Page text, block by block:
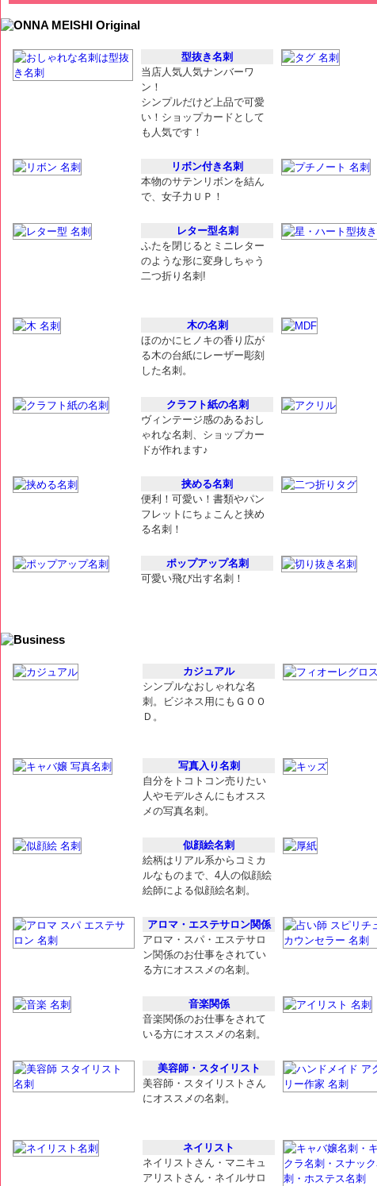
型抜き名刺
当店人気人気ナンバーワ
ン！
シンプルだけど上品で可愛
い！ショップカードとして
も人気です！
リボン付き名刺
本物のサテンリボンを結ん
で、女子力ＵＰ！
レター型名刺
ふたを閉じるとミニレター
のような形に変身しちゃう
二つ折り名刺!
木の名刺
ほのかにヒノキの香り広が
る木の台紙にレーザー彫刻
した名刺。
クラフト紙の名刺
ヴィンテージ感のあるおし
ゃれな名刺、ショップカー
ドが作れます♪
挟める名刺
便利！可愛い！書類やパン
フレットにちょこんと挟め
る名刺！
ポップアップ名刺
可愛い飛び出す名刺！
カジュアル
シンプルなおしゃれな名
刺。ビジネス用にもＧＯＯ
Ｄ。
写真入り名刺
自分をトコトコン売りたい
人やモデルさんにもオスス
メの写真名刺。
似顔絵名刺
絵柄はリアル系からコミカ
ルなものまで、4人の似顔絵
絵師による似顔絵名刺。
アロマ・エステサロン関係
アロマ・スパ・エステサロ
ン関係のお仕事をされてい
る方にオススメの名刺。
音楽関係
音楽関係のお仕事をされて
いる方にオススメの名刺。
美容師・スタイリスト
美容師・スタイリストさん
にオススメの名刺。
ネイリスト
ネイリストさん・マニキュ
アリストさん・ネイルサロ